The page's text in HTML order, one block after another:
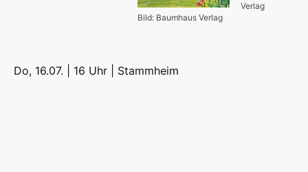
Verlag
Bild: Baumhaus Verlag
Do, 16.07. | 16 Uhr | Stammheim